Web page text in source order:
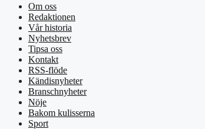
Om oss
Redaktionen
Vår historia
Nyhetsbrev
Tipsa oss
Kontakt
RSS-flöde
Kändisnyheter
Branschnyheter
Nöje
Bakom kulisserna
Sport